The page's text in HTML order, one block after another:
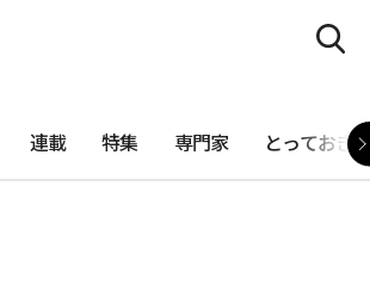
連載 特集 専門家 とっておき